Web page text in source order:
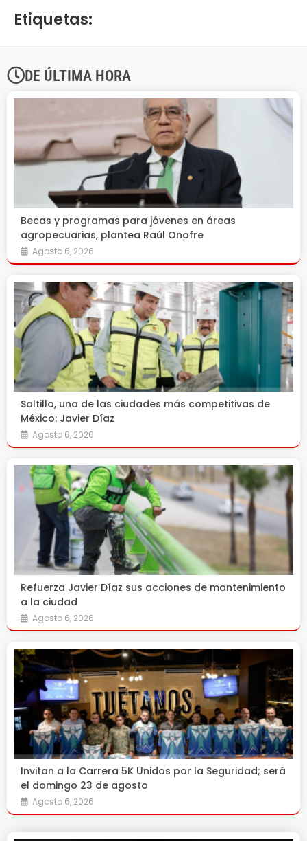
Etiquetas:
DE ÚLTIMA HORA
Becas y programas para jóvenes en áreas
agropecuarias, plantea Raúl Onofre
Agosto 6, 2026
Saltillo, una de las ciudades más competitivas de
México: Javier Díaz
Agosto 6, 2026
Refuerza Javier Díaz sus acciones de mantenimiento
a la ciudad
Agosto 6, 2026
Invitan a la Carrera 5K Unidos por la Seguridad; será
el domingo 23 de agosto
Agosto 6, 2026